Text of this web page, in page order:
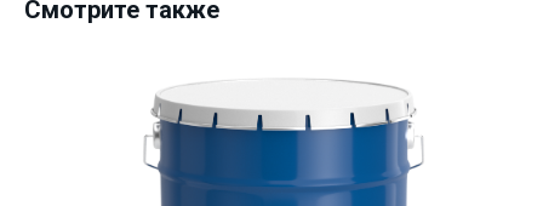
Смотрите также